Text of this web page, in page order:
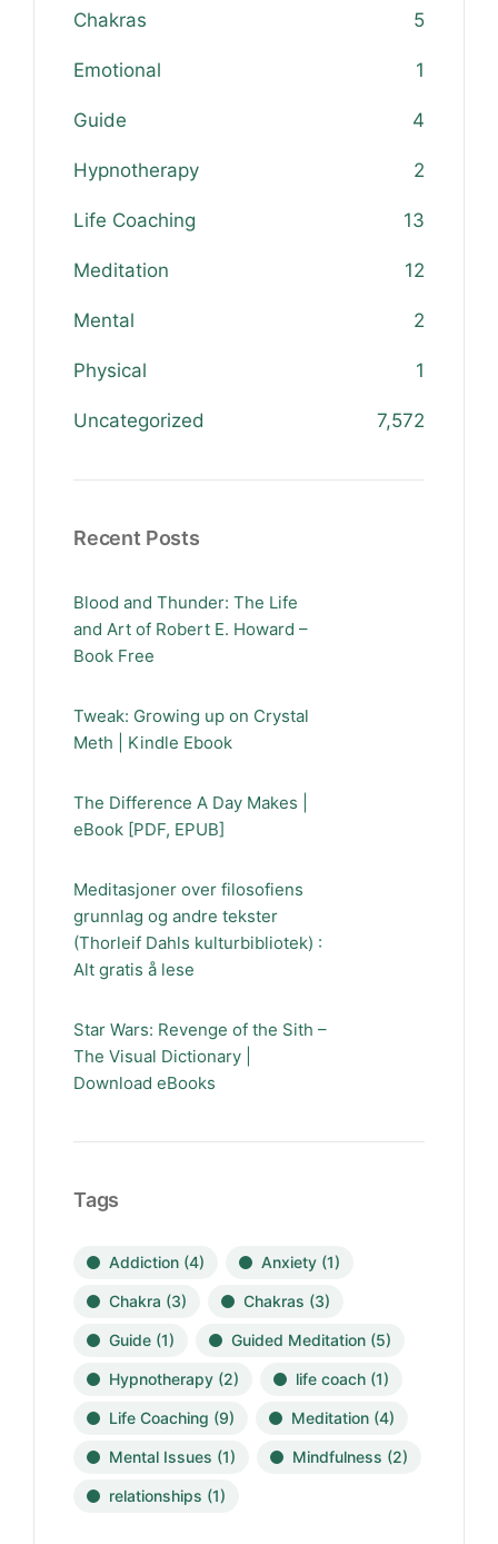
Chakras 5
Emotional 1
Guide 4
Hypnotherapy 2
Life Coaching 13
Meditation 12
Mental 2
Physical 1
Uncategorized 7,572
Recent Posts
Blood and Thunder: The Life
and Art of Robert E. Howard –
Book Free
Tweak: Growing up on Crystal
Meth | Kindle Ebook
The Difference A Day Makes |
eBook [PDF, EPUB]
Meditasjoner over filosofiens
grunnlag og andre tekster
(Thorleif Dahls kulturbibliotek) :
Alt gratis å lese
Star Wars: Revenge of the Sith –
The Visual Dictionary |
Download eBooks
Tags
Addiction (4) Anxiety (1)
Chakra (3) Chakras (3)
Guide (1) Guided Meditation (5)
Hypnotherapy (2) life coach (1)
Life Coaching (9) Meditation (4)
Mental Issues (1) Mindfulness (2)
relationships (1)